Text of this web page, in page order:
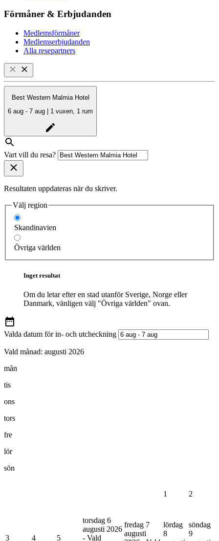
Förmåner & Erbjudanden
Medlemsförmåner
Medlemserbjudanden
Alla resepartners
Best Western Malmia Hotel
6 aug - 7 aug | 1 vuxen, 1 rum
Vart vill du resa?
Resultaten uppdateras när du skriver.
Välj region
Skandinavien
Övriga världen
Inget resultat
Om du letar efter en stad utanför Sverige, Norge eller
Danmark, vänligen välj "Övriga världen" ovan.
Valda datum för in- och utcheckning
Vald månad: augusti 2026
mån
tis
ons
tors
fre
lör
sön
1 2
3 4 5
torsdag 6
augusti 2026
- Vald
fredag 7
augusti
lördag
8
söndag
9